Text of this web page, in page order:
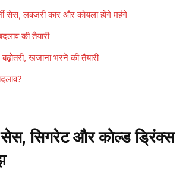
सेस, लक्जरी कार और कोयला होंगे महंगे
की तैयारी
खजाना भरने की तैयारी
सिगरेट और कोल्ड ड्रिंक्स